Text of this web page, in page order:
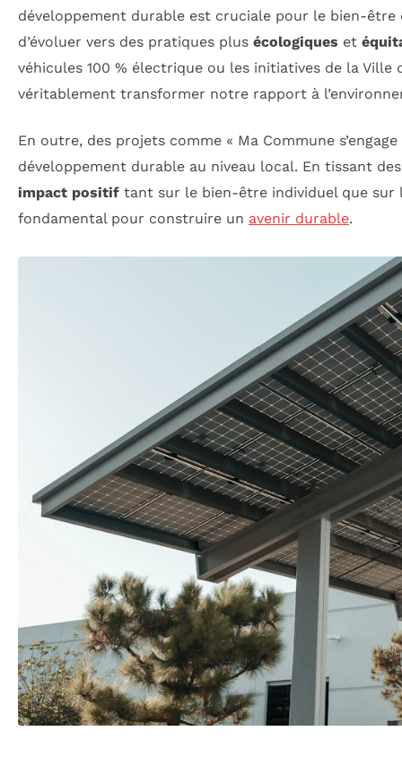
développement durable est cruciale pour le bien-
d’évoluer vers des pratiques plus écologiques et
véhicules 100 % électrique ou les initiatives de la
véritablement transformer notre rapport à
En outre, des projets comme « Ma Commune
développement durable au niveau local. En tissant
impact positif tant sur le bien-être individuel que sur
fondamental pour construire un avenir durable.